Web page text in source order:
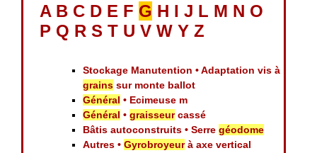
A B C D E F G H I J L M N O
P Q R S T U V W Y Z
Stockage Manutention • Adaptation vis à
grains sur monte ballot
Général • Ecimeuse m
Général •graisseurcassé
Bâtis autoconstruits • Serregéodome
Autres •Gyrobroyeurà axe vertical